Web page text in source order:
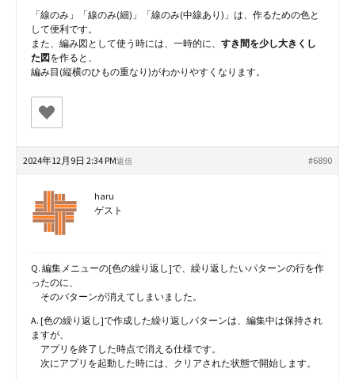
「線のみ」「線のみ(細)」「線のみ(中線あり)」は、作るための色と
して便利です。
また、編み図として使う時には、一時的に、 すき間を少し大きくし
た図を作ると、
編み目(縦横のひもの重なり)がわかりやすくなります。
2024年12月9日 2:34 PM #6890
返信
haru
ゲスト
Q. 編集メニューの[色の繰り返し]で、繰り返したいパターンの行を作
ったのに、
そのパターンが消えてしまいました。
A. [色の繰り返し]で作成した繰り返しパターンは、編集中は保持され
ますが、
アプリを終了した時点で消える仕様です。
次にアプリを起動した時には、クリアされた状態で開始します。